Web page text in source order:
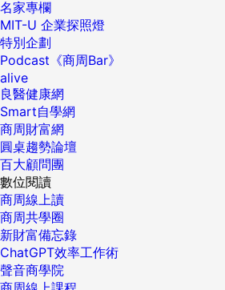
名家專欄
MIT-U 企業探照燈
特別企劃
Podcast《商周Bar》
alive
良醫健康網
Smart自學網
商周財富網
圓桌趨勢論壇
百大顧問團
數位閱讀
商周線上讀
商周共學圈
新財富備忘錄
ChatGPT效率工作術
聲音商學院